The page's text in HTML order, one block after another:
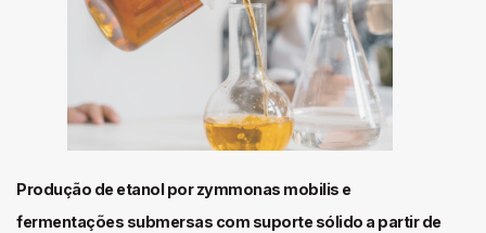
Produção de etanol por zymmonas mobilis e
fermentações submersas com suporte sólido a partir de